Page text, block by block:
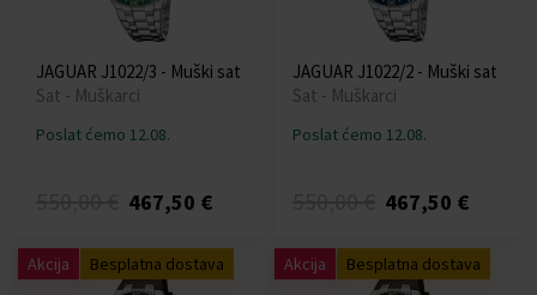
JAGUAR J1022/3 - Muški sat
Sat - Muškarci
Poslat ćemo 12.08.
467,50 €
JAGUAR J1022/2 - Muški sat
Sat - Muškarci
Poslat ćemo 12.08.
467,50 €
Akcija Besplatna dostava Akcija Besplatna dostava